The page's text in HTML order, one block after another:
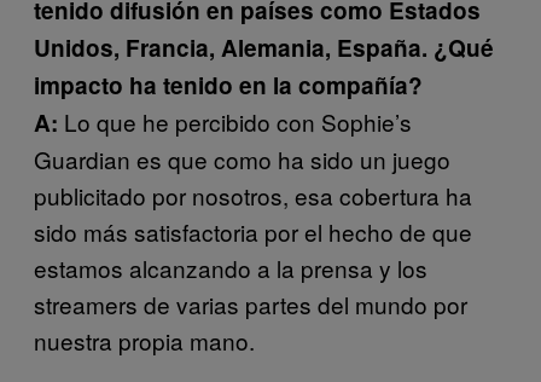
tenido difusión en países como Estados
Unidos, Francia, Alemania, España. ¿Qué
impacto ha tenido en la compañía?
A: Lo que he percibido con Sophie’s
Guardian es que como ha sido un juego
publicitado por nosotros, esa cobertura ha
sido más satisfactoria por el hecho de que
estamos alcanzando a la prensa y los
streamers de varias partes del mundo por
nuestra propia mano.